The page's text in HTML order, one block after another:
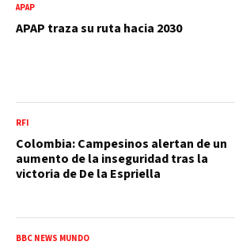
APAP
APAP traza su ruta hacia 2030
RFI
Colombia: Campesinos alertan de un
aumento de la inseguridad tras la
victoria de De la Espriella
BBC NEWS MUNDO